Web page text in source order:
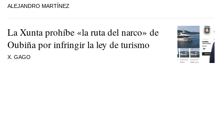
ALEJANDRO MARTÍNEZ
La Xunta prohíbe «la ruta del narco» de
Oubiña por infringir la ley de turismo
X. GAGO